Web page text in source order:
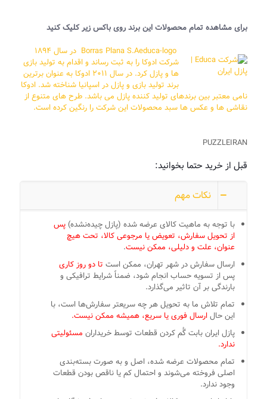
برای مشاهده تمام محصولات این برند روی باکس زیر کلیک کنید
Borras Plana S.Aeduca-logo در سال ۱۸۹۴
شرکت ادوکا را به ثبت رساند و اقدام به تولید بازی
ها و پازل کرد. در سال ۲۰۱۱ ادوکا به عنوان برترین
برند تولید بازی و پازل در اسپانیا شناخته شد. ادوکا
نامی معتبر بین برندهای تولید کننده پازل می باشد. طرح های متنوع از
نقاشی ها و عکس ها سبد محصولات این شرکت را رنگین کرده است.
PUZZLEIRAN
قبل از خرید حتما بخوانید:
نکات مهم
با توجه به ماهیت کالای عرضه شده (پازل چیده‌نشده) پس
از تحویل سفارش، تعویض یا مرجوعی کالا، تحت هیچ
عنوان، علت و دلیلی، ممکن نیست.
ارسال سفارش در شهر تهران، ممکن است تا دو روز کاری
پس از تسویه حساب انجام شود، ضمناً شرایط ترافیکی و
بارندگی بر آن تاثیر می‌گذارد.
تمام تلاش ما به تحویل هر چه سریعتر سفارش‌ها است، با
این حالارسال فوری یا سریع، همیشه ممکن نیست.
پازل ایران بابت گُم کردن قطعات توسط خریداران مسئولیتی
ندارد.
تمام محصولات عرضه شده، اصل و به صورت بسته‌بندی
اصلی فروخته می‌شوند و احتمال کم یا ناقص بودن قطعات
وجود ندارد.